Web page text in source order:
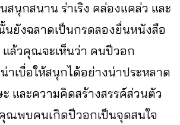
สนุกสนาน ร่าเริง คล่องแคล่ว และ
ยังฉลาดเป็นกรดลองยื่นหนังสือ
แล้วคุณจะเห็นว่า คนปีวอก
าเบื่อให้สนุกได้อย่างน่าประหลาด
และความคิดสร้างสรรค์ส่วนตัว
ณพบคนเกิดปีวอกเป็นจุดสนใจ